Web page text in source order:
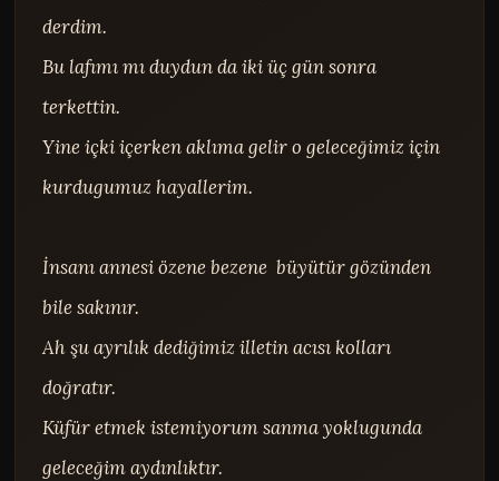
derdim.
Bu lafımı mı duydun da iki üç gün sonra
terkettin.
Yine içki içerken aklıma gelir o geleceğimiz için
kurdugumuz hayallerim.
İnsanı annesi özene bezene  büyütür gözünden
bile sakınır.
Ah şu ayrılık dediğimiz illetin acısı kolları
doğratır.
Küfür etmek istemiyorum sanma yoklugunda
geleceğim aydınlıktır.